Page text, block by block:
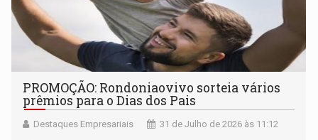
PROMOÇÃO: Rondoniaovivo sorteia vários
prêmios para o Dias dos Pais
Destaques Empresariais 31 de Julho de 2026 às 11:12